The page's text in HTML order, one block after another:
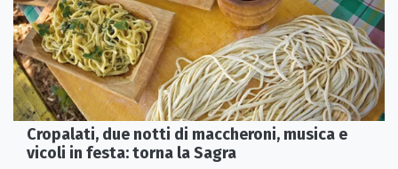
Cropalati, due notti di maccheroni, musica e
vicoli in festa: torna la Sagra